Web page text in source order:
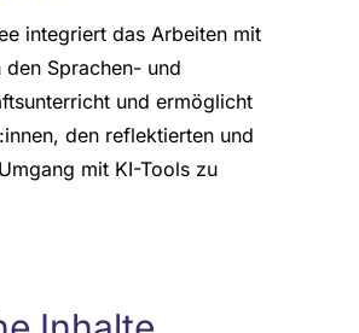
integriert das Arbeiten mit
den Sprachen- und
und ermöglicht
den reflektierten und
mit KI-Tools zu